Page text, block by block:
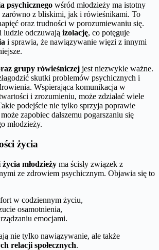
psychicznego wśród młodzieży ma istotny
zarówno z bliskimi, jak i rówieśnikami. To
oraz trudności w porozumiewaniu się.
ludzie odczuwają izolację, co potęguje
i sprawia, że nawiązywanie więzi z innymi
grupy rówieśniczej jest niezwykle ważne.
skutki problemów psychicznych i
Wspierająca komunikacja w
i zrozumieniu, może zdziałać wiele
podejście nie tylko sprzyja poprawie
zapobiec dalszemu pogarszaniu się
młodzieży.
życia
młodzieży ma ścisły związek z
ze zdrowiem psychicznym. Objawia się to
w codziennym życiu,
osamotnienia,
emocjami.
nie tylko nawiązywanie, ale także
relacji społecznych.